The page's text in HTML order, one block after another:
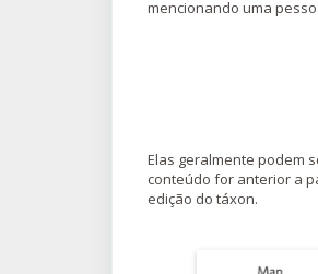
mencionando uma
Elas geralmente podem
conteúdo for anterior a
edição do táxon.